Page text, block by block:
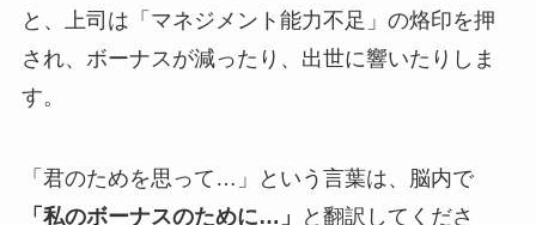
と、上司は「マネジメント能力不足」の烙印を押
され、ボーナスが減ったり、出世に響いたりしま
す。
「君のためを思って…」という言葉は、脳内で
「私のボーナスのために…」
と翻訳してくださ